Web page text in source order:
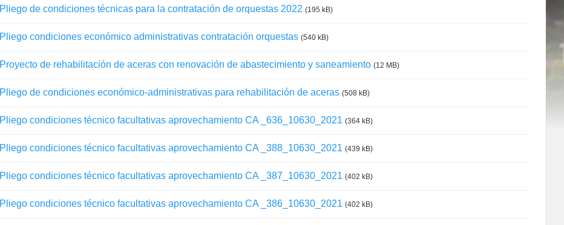
Pliego de condiciones técnicas para la contratación de orquestas 2022 (195 kB)
Pliego condiciones económico administrativas contratación orquestas (540 kB)
Proyecto de rehabilitación de aceras con renovación de abastecimiento y saneamiento (12 MB)
Pliego de condiciones económico-administrativas para rehabilitación de aceras (508 kB)
Pliego condiciones técnico facultativas aprovechamiento CA _636_10630_2021 (364 kB)
Pliego condiciones técnico facultativas aprovechamiento CA _388_10630_2021 (439 kB)
Pliego condiciones técnico facultativas aprovechamiento CA _387_10630_2021 (402 kB)
Pliego condiciones técnico facultativas aprovechamiento CA _386_10630_2021 (402 kB)